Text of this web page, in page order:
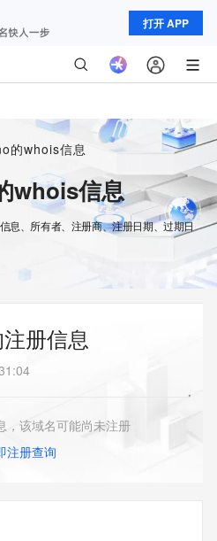
打开 APP
的whois信息
whois信息
息、所有者、注册商、注册日期、过期日
册信息
，该域名可能尚未注册
注册查询